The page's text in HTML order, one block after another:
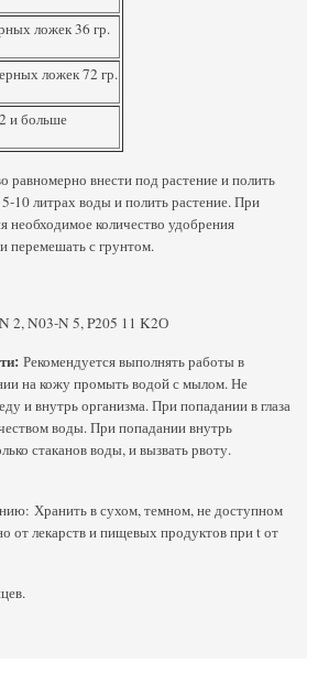
ложек 36 гр.
ложек 72 гр.
и больше
равномерно внести под растение и полить
10 литрах воды и полить растение. При
необходимое количество удобрения
перемешать с грунтом.
2, N03-N 5, P205 11 K2О
Рекомендуется выполнять работы в
на кожу промыть водой с мылом. Не
и внутрь организма. При попадании в глаза
воды. При попадании внутрь
стаканов воды, и вызвать рвоту.
Хранить в сухом, темном, не доступном
от лекарств и пищевых продуктов при t от